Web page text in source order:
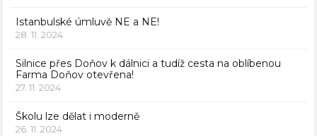
Istanbulské úmluvě NE a NE!
28. 11. 2024
Silnice přes Doňov k dálnici a tudíž cesta na oblíbenou
Farma Doňov otevřena!
27. 11. 2024
Školu lze dělat i moderně
26. 11. 2024